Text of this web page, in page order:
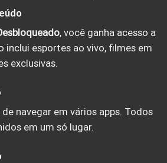
, você ganha acesso a
inclui esportes ao vivo, filmes em
exclusivas.
navegar em vários apps. Todos
em um só lugar.